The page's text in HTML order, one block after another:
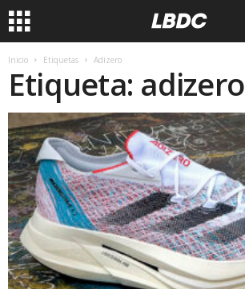
Inicio Etiquetas Adizero
Etiqueta: adizero